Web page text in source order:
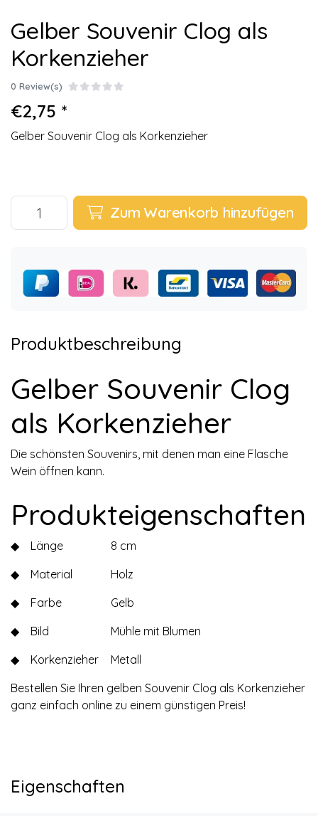
Gelber Souvenir Clog als
Korkenzieher
0 Review(s)
€2,75 *
Gelber Souvenir Clog als Korkenzieher
Zum Warenkorb hinzufügen
Produktbeschreibung
Gelber Souvenir Clog
als Korkenzieher
Die schönsten Souvenirs, mit denen man eine Flasche
Wein öffnen kann.
Produkteigenschaften
◆ Länge
8 cm
◆
Material
Holz
◆
Farbe
Gelb
◆
Bild
Mühle mit Blumen
◆
Korkenzieher
Metall
Bestellen Sie Ihren gelben Souvenir Clog als Korkenzieher
ganz einfach online zu einem günstigen Preis!
Eigenschaften